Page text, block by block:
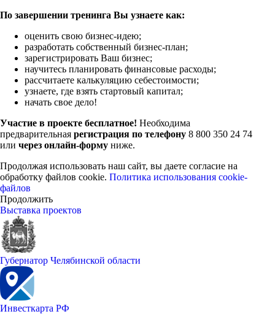
По завершении тренинга Вы узнаете как:
оценить свою бизнес-идею;
разработать собственный бизнес-план;
зарегистрировать Ваш бизнес;
научитесь планировать финансовые расходы;
рассчитаете калькуляцию себестоимости;
узнаете, где взять стартовый капитал;
начать свое дело!
Участие в проекте бесплатное! Необходима
предварительная регистрация по телефону 8 800 350 24 74
или через онлайн-форму ниже.
Продолжая использовать наш сайт, вы даете согласие на
обработку файлов cookie. Политика использования cookie-
файлов
Продолжить
Выставка проектов
Губернатор Челябинской области
Инвесткарта РФ